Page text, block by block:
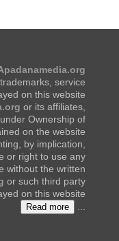
service
on this website
or its affiliates,
Ownership of
on the website
by implication,
or right to use any
without the written
or such third party
on this website.
...
Read more